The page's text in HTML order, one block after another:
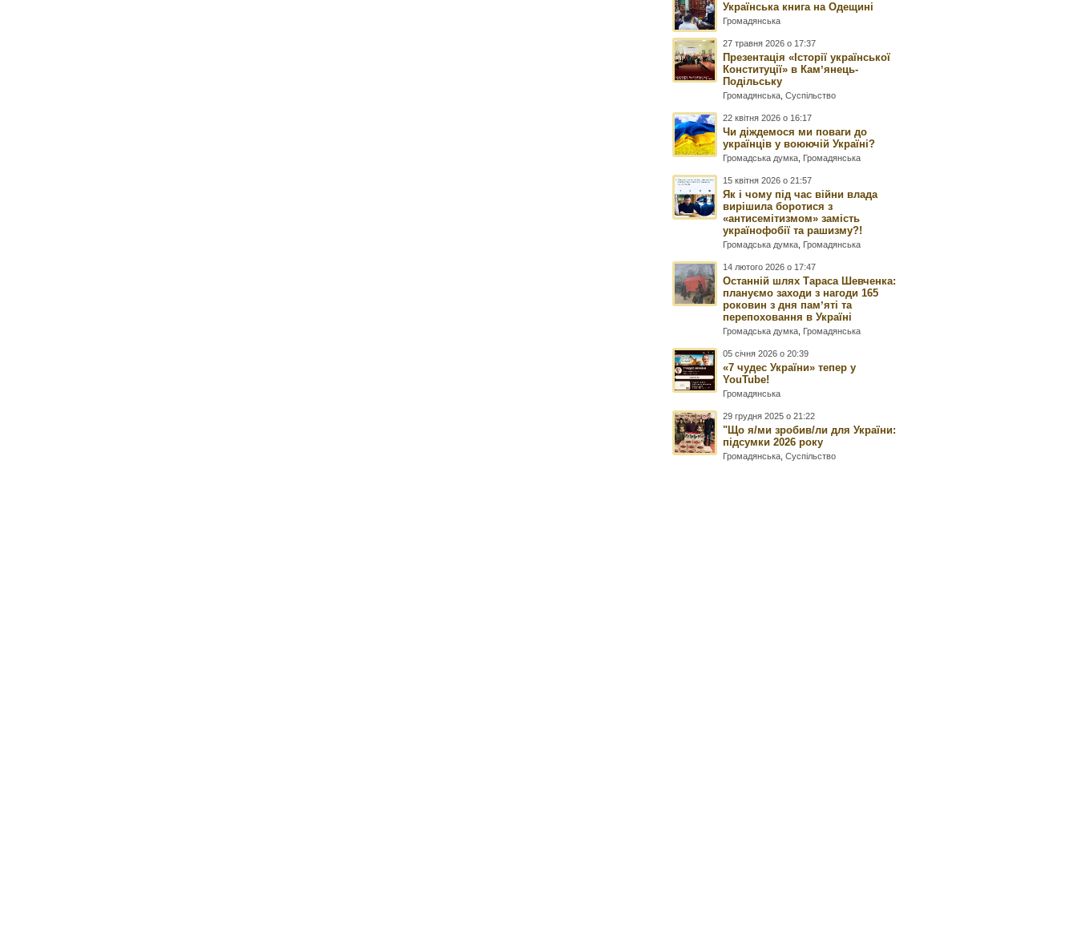
Українська книга на Одещині
Громадянська
27 травня 2026 о 17:37
Презентація «Історії української
Конституції» в Камʼянець-
Подільську
Громадянська ,Суспільство
22 квітня 2026 о 16:17
Чи діждемося ми поваги до
українців у воюючій Україні?
Громадська думка Громадянська
15 квітня 2026 о 21:57
Як і чому під час війни влада
вирішила боротися з
«антисемітизмом» замість
українофобії та рашизму?!
Громадська думка Громадянська
14 лютого 2026 о 17:47
Останній шлях Тараса Шевченка:
плануємо заходи з нагоди 165
роковин з дня памʼяті та
перепоховання в Україні
Громадська думка Громадянська
05 січня 2026 о 20:39
«7 чудес України» тепер у
YouTube!
Громадянська
29 грудня 2025 о 21:22
"Що я/ми зробив/ли для України:
підсумки 2026 року
Громадянська ,Суспільство